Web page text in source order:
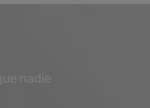
nadie